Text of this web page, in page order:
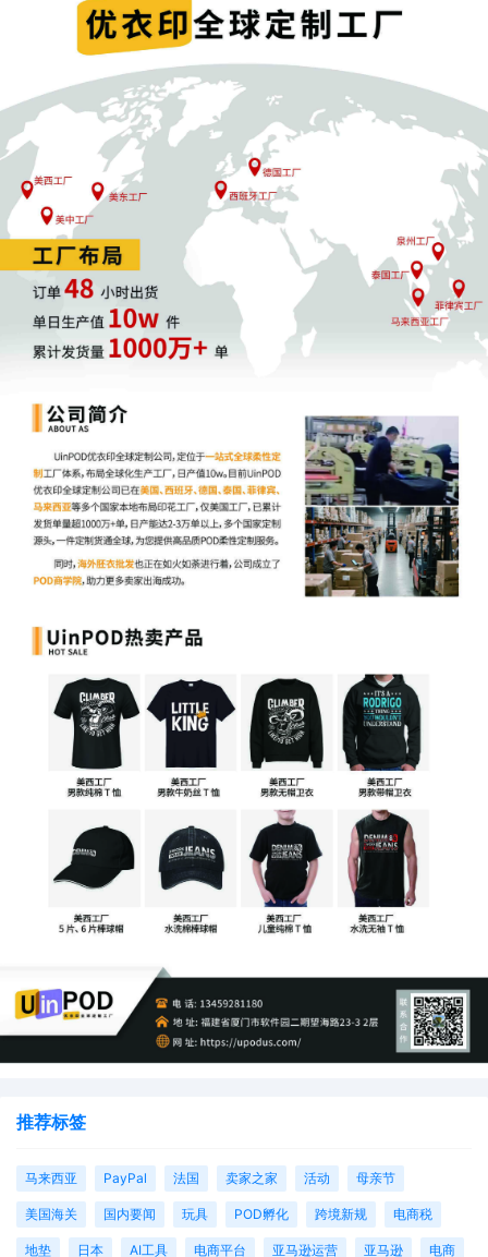
推荐标签
马来西亚 PayPal 法国 卖家之家 活动 母亲节
美国海关 国内要闻 玩具 POD孵化 跨境新规 电商税
地垫 日本 AI工具 电商平台 亚马逊运营 亚马逊 电商